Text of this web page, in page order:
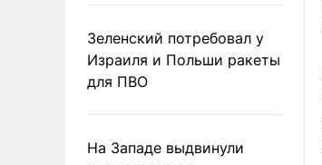
Зеленский потребовал у
Израиля и Польши ракеты
для ПВО
На Западе выдвинули